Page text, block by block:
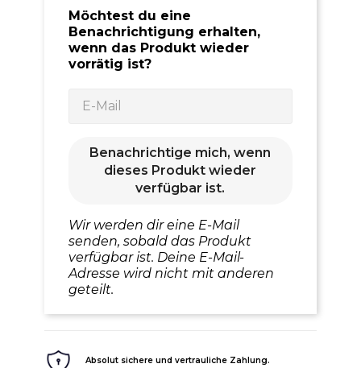
Möchtest du eine
Benachrichtigung erhalten,
wenn das Produkt wieder
vorrätig ist?
Benachrichtige mich, wenn
dieses Produkt wieder
verfügbar ist.
Wir werden dir eine E-Mail
senden, sobald das Produkt
verfügbar ist. Deine E-Mail-
Adresse wird nicht mit anderen
geteilt.
Absolut sichere und vertrauliche Zahlung.